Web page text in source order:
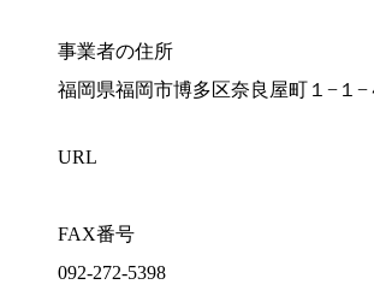
事業者の住所
福岡県福岡市博多区奈良屋町１−１−
URL
FAX番号
092-272-5398